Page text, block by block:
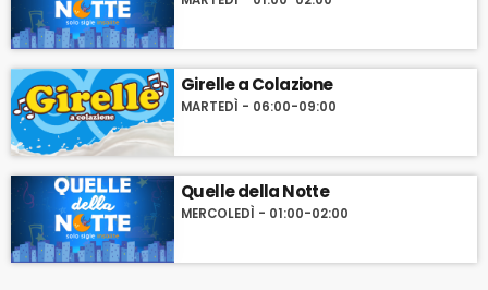
Girelle a Colazione
MARTEDÌ - 06:00-09:00
Quelle della Notte
MERCOLEDÌ - 01:00-02:00